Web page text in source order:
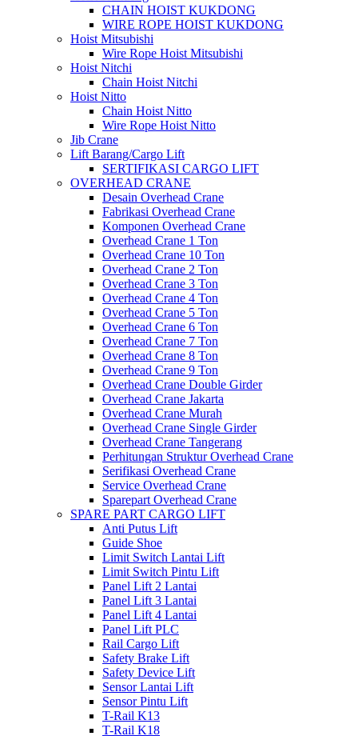
CHAIN HOIST KUKDONG
WIRE ROPE HOIST KUKDONG
Hoist Mitsubishi
Wire Rope Hoist Mitsubishi
Hoist Nitchi
Chain Hoist Nitchi
Hoist Nitto
Chain Hoist Nitto
Wire Rope Hoist Nitto
Jib Crane
Lift Barang/Cargo Lift
SERTIFIKASI CARGO LIFT
OVERHEAD CRANE
Desain Overhead Crane
Fabrikasi Overhead Crane
Komponen Overhead Crane
Overhead Crane 1 Ton
Overhead Crane 10 Ton
Overhead Crane 2 Ton
Overhead Crane 3 Ton
Overhead Crane 4 Ton
Overhead Crane 5 Ton
Overhead Crane 6 Ton
Overhead Crane 7 Ton
Overhead Crane 8 Ton
Overhead Crane 9 Ton
Overhead Crane Double Girder
Overhead Crane Jakarta
Overhead Crane Murah
Overhead Crane Single Girder
Overhead Crane Tangerang
Perhitungan Struktur Overhead Crane
Serifikasi Overhead Crane
Service Overhead Crane
Sparepart Overhead Crane
SPARE PART CARGO LIFT
Anti Putus Lift
Guide Shoe
Limit Switch Lantai Lift
Limit Switch Pintu Lift
Panel Lift 2 Lantai
Panel Lift 3 Lantai
Panel Lift 4 Lantai
Panel Lift PLC
Rail Cargo Lift
Safety Brake Lift
Safety Device Lift
Sensor Lantai Lift
Sensor Pintu Lift
T-Rail K13
T-Rail K18